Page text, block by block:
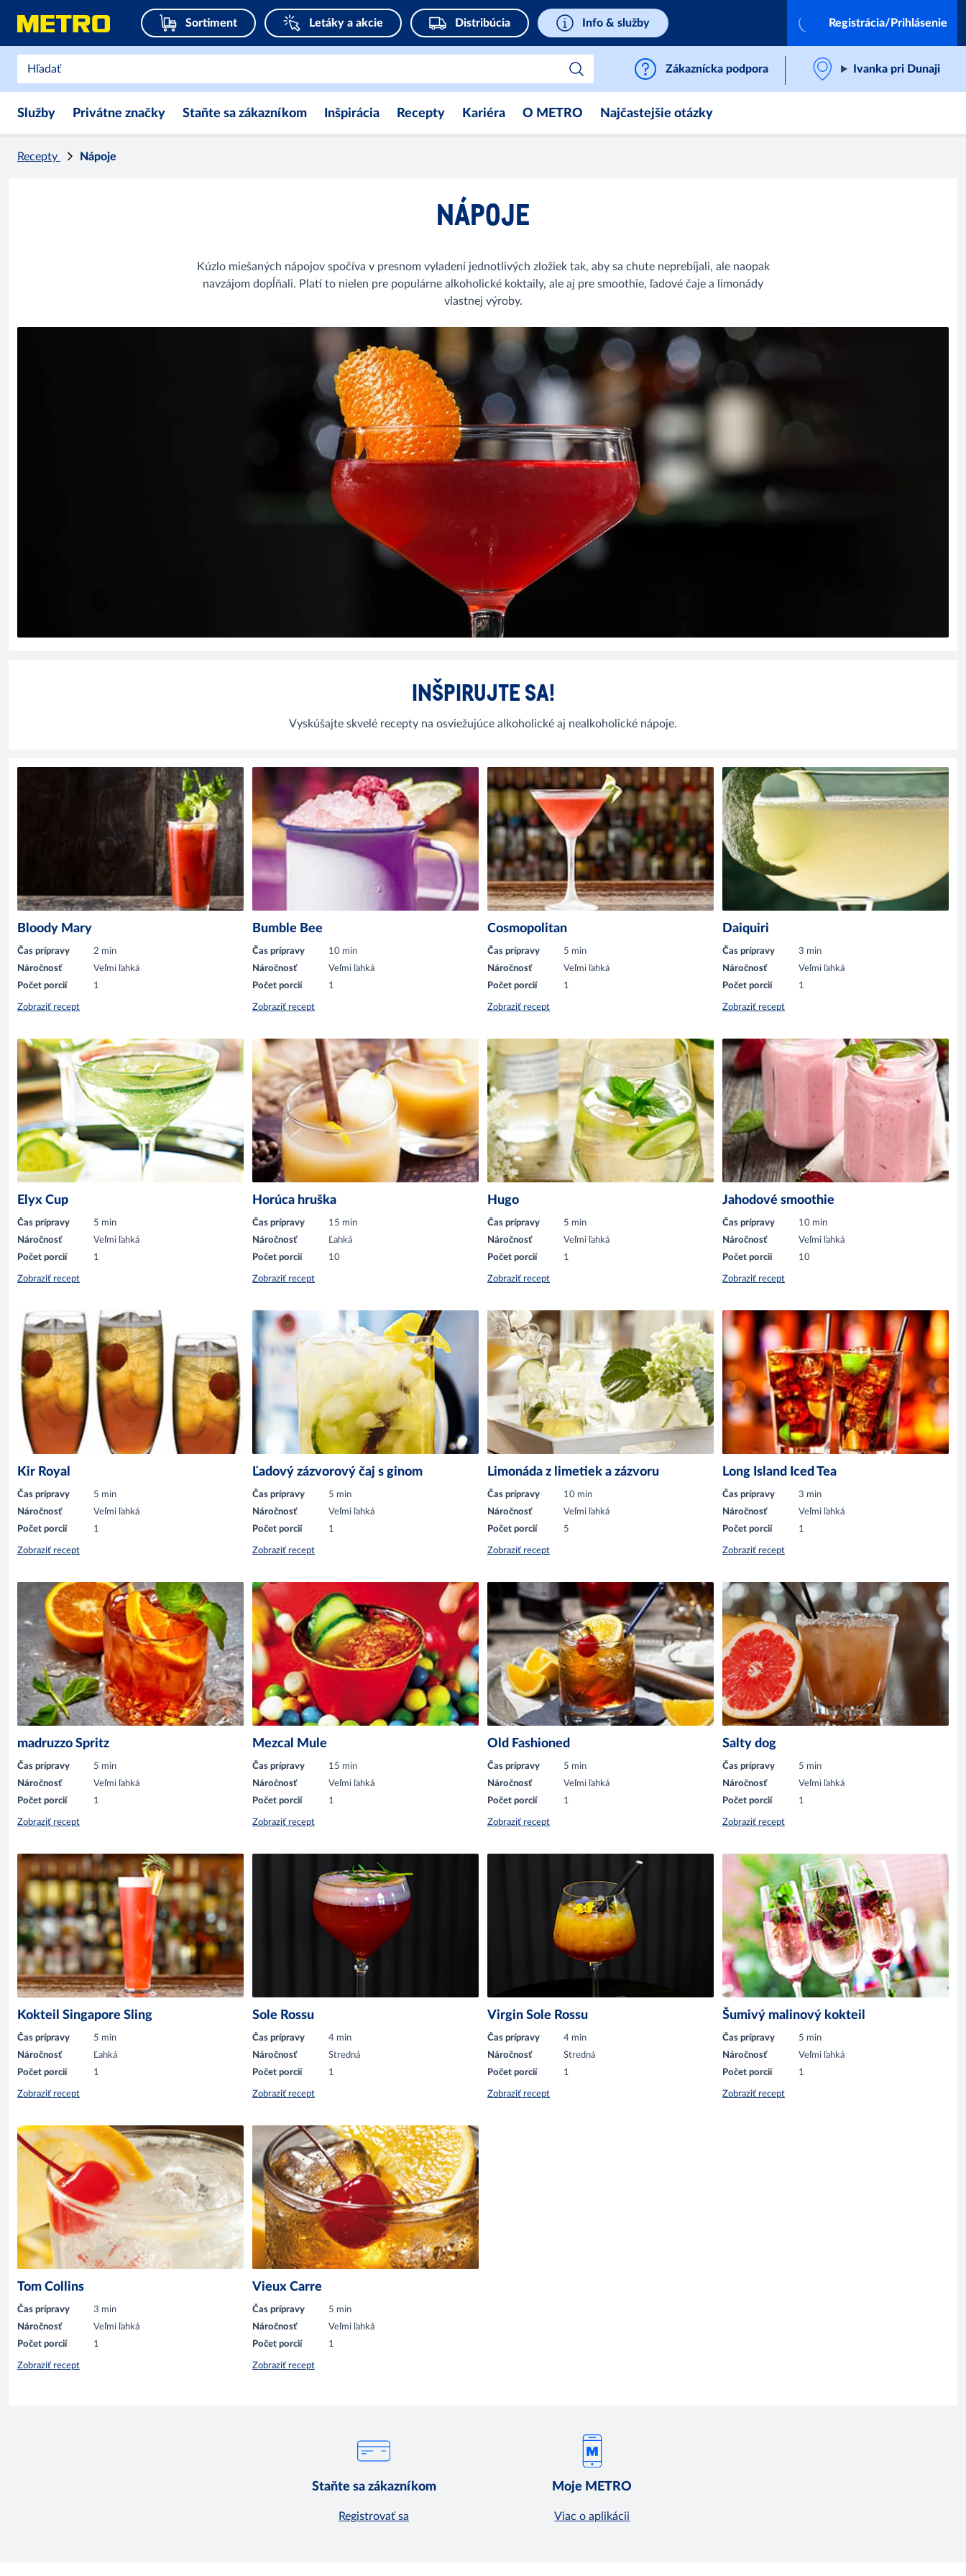
Sortiment Letáky a akcie Distribúcia Info & služby Registrácia/Prihlásenie
Zákaznícka podpora Ivanka pri Dunaji
Služby Privátne značky Staňte sa zákazníkom Inšpirácia Recepty Kariéra O METRO Najčastejšie otázky
Recepty Nápoje
NÁPOJE
Kúzlo miešaných nápojov spočíva v presnom vyladení jednotlivých zložiek tak, aby sa chute neprebíjali, ale naopak
navzájom dopĺňali. Platí to nielen pre populárne alkoholické koktaily, ale aj pre smoothie, ľadové čaje a limonády
vlastnej výroby.
INŠPIRUJTE SA!
Vyskúšajte skvelé recepty na osviežujúce alkoholické aj nealkoholické nápoje.
Bloody Mary
Čas prípravy
2 min
Náročnosť
Veľmi ľahká
Počet porcií
1
Zobraziť recept
Bumble Bee
Čas prípravy
10 min
Náročnosť
Veľmi ľahká
Počet porcií
1
Zobraziť recept
Cosmopolitan
Čas prípravy
5 min
Náročnosť
Veľmi ľahká
Počet porcií
1
Zobraziť recept
Daiquiri
Čas prípravy
3 min
Náročnosť
Veľmi ľahká
Počet porcií
1
Zobraziť recept
Elyx Cup
Čas prípravy
5 min
Náročnosť
Veľmi ľahká
Počet porcií
1
Zobraziť recept
Horúca hruška
Čas prípravy
15 min
Náročnosť
Ľahká
Počet porcií
10
Zobraziť recept
Hugo
Čas prípravy
5 min
Náročnosť
Veľmi ľahká
Počet porcií
1
Zobraziť recept
Jahodové smoothie
Čas prípravy
10 min
Náročnosť
Veľmi ľahká
Počet porcií
10
Zobraziť recept
Kir Royal
Čas prípravy
5 min
Náročnosť
Veľmi ľahká
Počet porcií
1
Zobraziť recept
Ľadový zázvorový čaj s ginom
Čas prípravy
5 min
Náročnosť
Veľmi ľahká
Počet porcií
1
Zobraziť recept
Limonáda z limetiek a zázvoru
Čas prípravy
10 min
Náročnosť
Veľmi ľahká
Počet porcií
5
Zobraziť recept
Long Island Iced Tea
Čas prípravy
3 min
Náročnosť
Veľmi ľahká
Počet porcií
1
Zobraziť recept
madruzzo Spritz
Čas prípravy
5 min
Náročnosť
Veľmi ľahká
Počet porcií
1
Zobraziť recept
Mezcal Mule
Čas prípravy
15 min
Náročnosť
Veľmi ľahká
Počet porcií
1
Zobraziť recept
Old Fashioned
Čas prípravy
5 min
Náročnosť
Veľmi ľahká
Počet porcií
1
Zobraziť recept
Salty dog
Čas prípravy
5 min
Náročnosť
Veľmi ľahká
Počet porcií
1
Zobraziť recept
Kokteil Singapore Sling
Čas prípravy
5 min
Náročnosť
Ľahká
Počet porcií
1
Zobraziť recept
Sole Rossu
Čas prípravy
4 min
Náročnosť
Stredná
Počet porcií
1
Zobraziť recept
Virgin Sole Rossu
Čas prípravy
4 min
Náročnosť
Stredná
Počet porcií
1
Zobraziť recept
Šumivý malinový kokteil
Čas prípravy
5 min
Náročnosť
Veľmi ľahká
Počet porcií
1
Zobraziť recept
Tom Collins
Čas prípravy
3 min
Náročnosť
Veľmi ľahká
Počet porcií
1
Zobraziť recept
Vieux Carre
Čas prípravy
5 min
Náročnosť
Veľmi ľahká
Počet porcií
1
Zobraziť recept
Staňte sa zákazníkom
Registrovať sa
Moje METRO
Viac o aplikácii